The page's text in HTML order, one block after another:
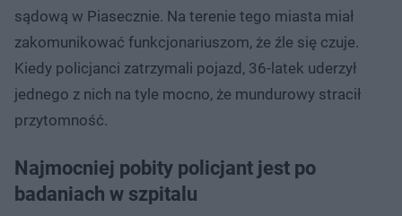
sądową w Piasecznie. Na terenie tego miasta miał
zakomunikować funkcjonariuszom, że źle się czuje.
Kiedy policjanci zatrzymali pojazd, 36-latek uderzył
jednego z nich na tyle mocno, że mundurowy stracił
przytomność.
Najmocniej pobity policjant jest po
badaniach w szpitalu